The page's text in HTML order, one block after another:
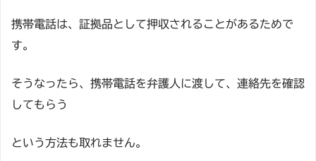
携帯電話は、証拠品として押収されることがあるためで
す。
そうなったら、携帯電話を弁護人に渡して、連絡先を確認
してもらう
という方法も取れません。